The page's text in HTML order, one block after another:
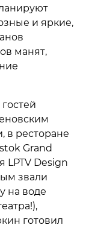
и яркие,
манят,
в ресторане
Grand
LPTV Design
звали
на воде
готовил